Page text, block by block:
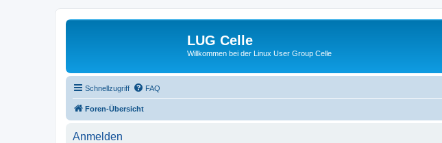
LUG Celle
Willkommen bei der Linux User Group Celle
Schnellzugriff FAQ
Foren-Übersicht
Anmelden